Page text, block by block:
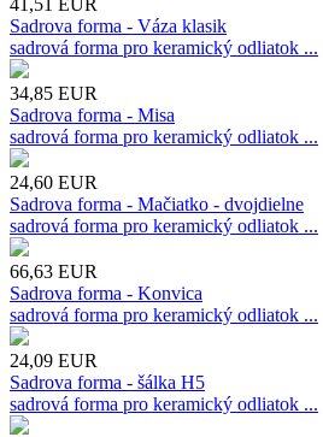
Sadrova forma - Váza klasik
sadrová forma pro keramický odliatok ...
34,85 EUR
Sadrova forma - Misa
sadrová forma pro keramický odliatok ...
24,60 EUR
Sadrova forma - Mačiatko - dvojdielne
sadrová forma pro keramický odliatok ...
66,63 EUR
Sadrova forma - Konvica
sadrová forma pro keramický odliatok ...
24,09 EUR
Sadrova forma - šálka H5
sadrová forma pro keramický odliatok ...